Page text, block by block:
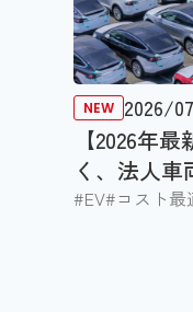
2026/
【2026年
く、法人
#EV#コスト最